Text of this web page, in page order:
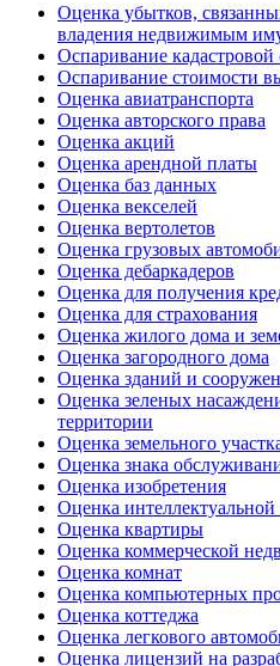
Оценка убытков,
владения недвижимым
Оспаривание кадастровой
Оспаривание стоимости
Оценка авиатранспорта
Оценка авторского права
Оценка акций
Оценка арендной платы
Оценка баз данных
Оценка векселей
Оценка вертолетов
Оценка грузовых
Оценка дебаркадеров
Оценка для получения
Оценка для страхования
Оценка жилого дома и
Оценка загородного дома
Оценка зданий и
Оценка зеленых
территории
Оценка земельного
Оценка знака
Оценка изобретения
Оценка интеллектуальной
Оценка квартиры
Оценка коммерческой
Оценка комнат
Оценка компьютерных
Оценка коттеджа
Оценка легкового
Оценка лицензий на